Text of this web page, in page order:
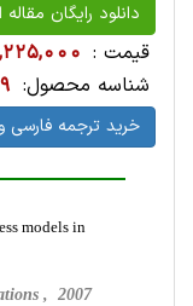
دانلود رایگان
قیمت : 2,225,000
شناسه محصول:
خرید ترجمه فارسی
models in
, 2007